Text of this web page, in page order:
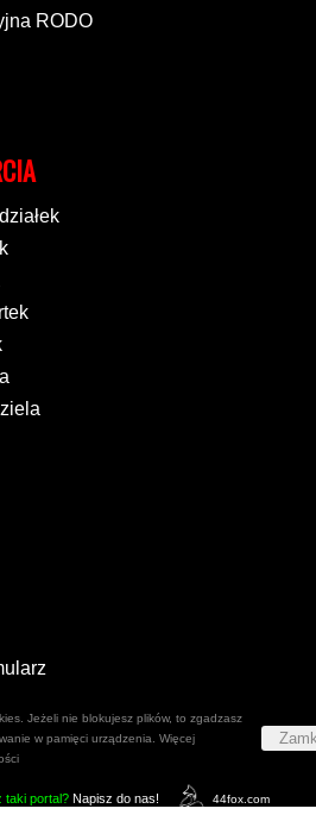
RODO
Jeżeli nie blokujesz plików, to zgadzasz
w pamięci urządzenia. Więcej
taki portal?Napisz do nas! 44fox.com